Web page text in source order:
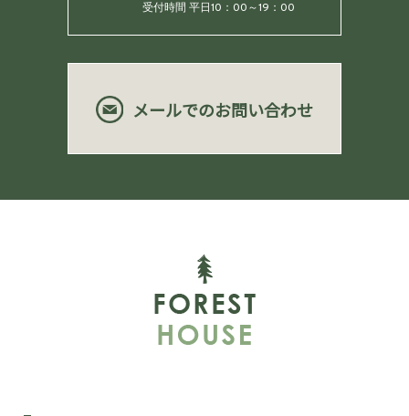
受付時間 平日10：00～19：00
メールでのお問い合わせ